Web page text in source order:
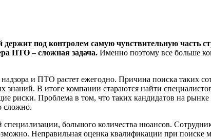
под контролем самую чувствительную часть
ПТО – сложная задача. Именно поэтому все больше
и ПТО растет ежегодно. Причина поиска таких
В итоге компании стараются найти
риски. Проблема в том, что таких кандидатов на
сложно.
большого количества нюансов.
Неправильная оценка квалификации при поиске